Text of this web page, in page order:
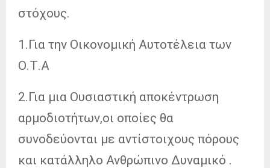
στόχους.
1.Για την Οικονομική Αυτοτέλεια των
Ο.Τ.Α
2.Για μια Ουσιαστική αποκέντρωση
αρμοδιοτήτων,οι οποίες θα
συνοδεύονται με αντίστοιχους πόρους
και κατάλληλο Ανθρώπινο Δυναμικό .